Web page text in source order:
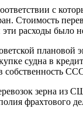
с
Стоимость
расходы было
плановой
судна в
зерна из
фрахтового